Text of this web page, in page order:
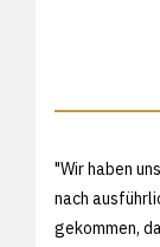
"Wir haben
nach
gekommen,